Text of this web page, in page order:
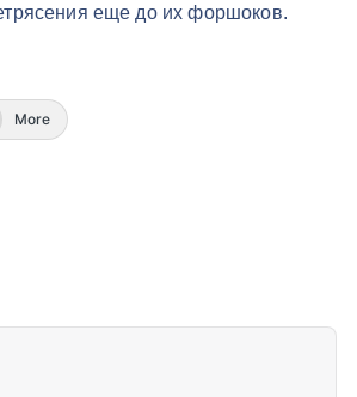
еще до их форшоков.
More